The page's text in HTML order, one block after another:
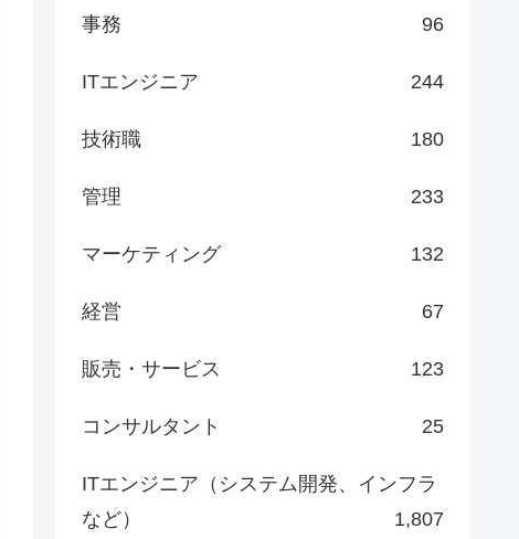
事務 96
ITエンジニア 244
技術職 180
管理 233
マーケティング 132
経営 67
販売・サービス 123
コンサルタント 25
ITエンジニア（システム開発、インフラ
など）
1,807